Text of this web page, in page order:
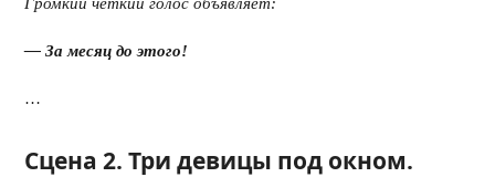
— За месяц до этого!
…
Сцена 2. Три девицы под окном.